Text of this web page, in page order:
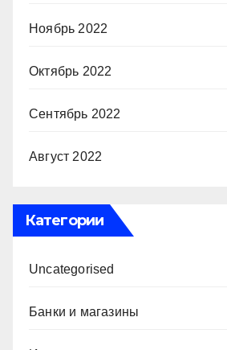
Ноябрь 2022
Октябрь 2022
Сентябрь 2022
Август 2022
Категории
Uncategorised
Банки и магазины